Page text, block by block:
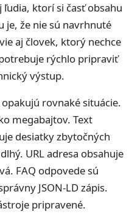
ľudia, ktorí si časť obsahu
je, že nie sú navrhnuté
aj človek, ktorý nechce
rýchlo pripraviť
výstup.
rovnaké situácie.
megabajtov. Text
desiatky zbytočných
URL adresa obsahuje
FAQ odpovede sú
JSON-LD zápis.
pripravené.